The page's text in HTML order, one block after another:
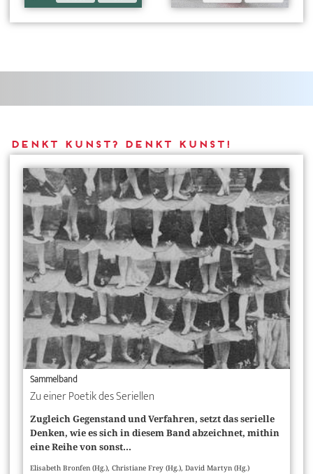
DENKT KUNST? DENKT KUNST!
Sammelband
Zu einer Poetik des Seriellen
Zugleich Gegenstand und Verfahren, setzt das serielle
Denken, wie es sich in diesem Band abzeichnet, mithin
eine Reihe von sonst...
Elisabeth Bronfen (Hg.), Christiane Frey (Hg.), David Martyn (Hg.)